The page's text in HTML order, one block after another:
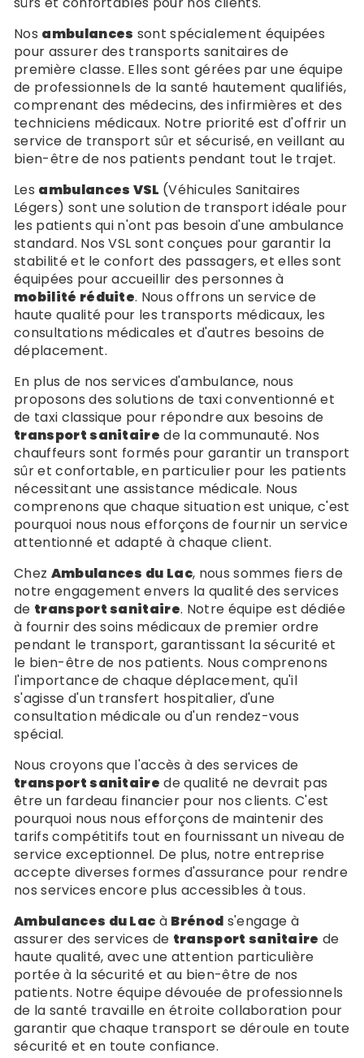
Nos ambulances sont spécialement équipées
pour assurer des transports sanitaires de
première classe. Elles sont gérées par une équipe
de professionnels de la santé hautement qualifiés,
comprenant des médecins, des infirmières et des
techniciens médicaux. Notre priorité est d'offrir un
service de transport sûr et sécurisé, en veillant au
bien-être de nos patients pendant tout le trajet.
Les ambulances VSL (Véhicules Sanitaires
Légers) sont une solution de transport idéale pour
les patients qui n'ont pas besoin d'une ambulance
standard. Nos VSL sont conçues pour garantir la
stabilité et le confort des passagers, et elles sont
équipées pour accueillir des personnes à
mobilité réduite. Nous offrons un service de
haute qualité pour les transports médicaux, les
consultations médicales et d'autres besoins de
déplacement.
En plus de nos services d'ambulance, nous
proposons des solutions de taxi conventionné et
de taxi classique pour répondre aux besoins de
transport sanitaire de la communauté. Nos
chauffeurs sont formés pour garantir un transport
sûr et confortable, en particulier pour les patients
nécessitant une assistance médicale. Nous
comprenons que chaque situation est unique, c'est
pourquoi nous nous efforçons de fournir un service
attentionné et adapté à chaque client.
Chez Ambulances du Lac, nous sommes fiers de
notre engagement envers la qualité des services
de transport sanitaire. Notre équipe est dédiée
à fournir des soins médicaux de premier ordre
pendant le transport, garantissant la sécurité et
le bien-être de nos patients. Nous comprenons
l'importance de chaque déplacement, qu'il
s'agisse d'un transfert hospitalier, d'une
consultation médicale ou d'un rendez-vous
spécial.
Nous croyons que l'accès à des services de
transport sanitaire de qualité ne devrait pas
être un fardeau financier pour nos clients. C'est
pourquoi nous nous efforçons de maintenir des
tarifs compétitifs tout en fournissant un niveau de
service exceptionnel. De plus, notre entreprise
accepte diverses formes d'assurance pour rendre
nos services encore plus accessibles à tous.
Ambulances du Lac à Brénod s'engage à
assurer des services de transport sanitaire de
haute qualité, avec une attention particulière
portée à la sécurité et au bien-être de nos
patients. Notre équipe dévouée de professionnels
de la santé travaille en étroite collaboration pour
garantir que chaque transport se déroule en toute
sécurité et en toute confiance.